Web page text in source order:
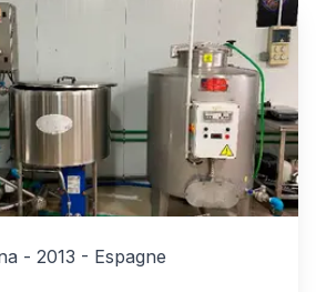
- 2013 - Espagne